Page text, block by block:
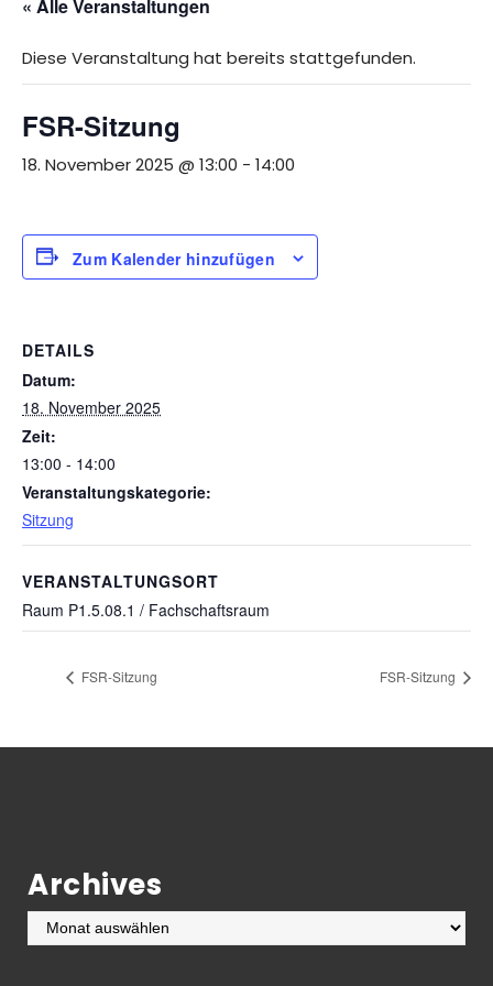
« Alle Veranstaltungen
Diese Veranstaltung hat bereits stattgefunden.
FSR-Sitzung
18. November 2025 @ 13:00 - 14:00
Zum Kalender hinzufügen
DETAILS
Datum:
18. November 2025
Zeit:
13:00 - 14:00
Veranstaltungskategorie:
Sitzung
VERANSTALTUNGSORT
Raum P1.5.08.1 / Fachschaftsraum
FSR-Sitzung FSR-Sitzung
Archives
Archives